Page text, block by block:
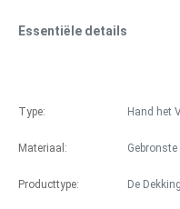
Essentiële details
Type: Hand het
Materiaal:
Producttype: De